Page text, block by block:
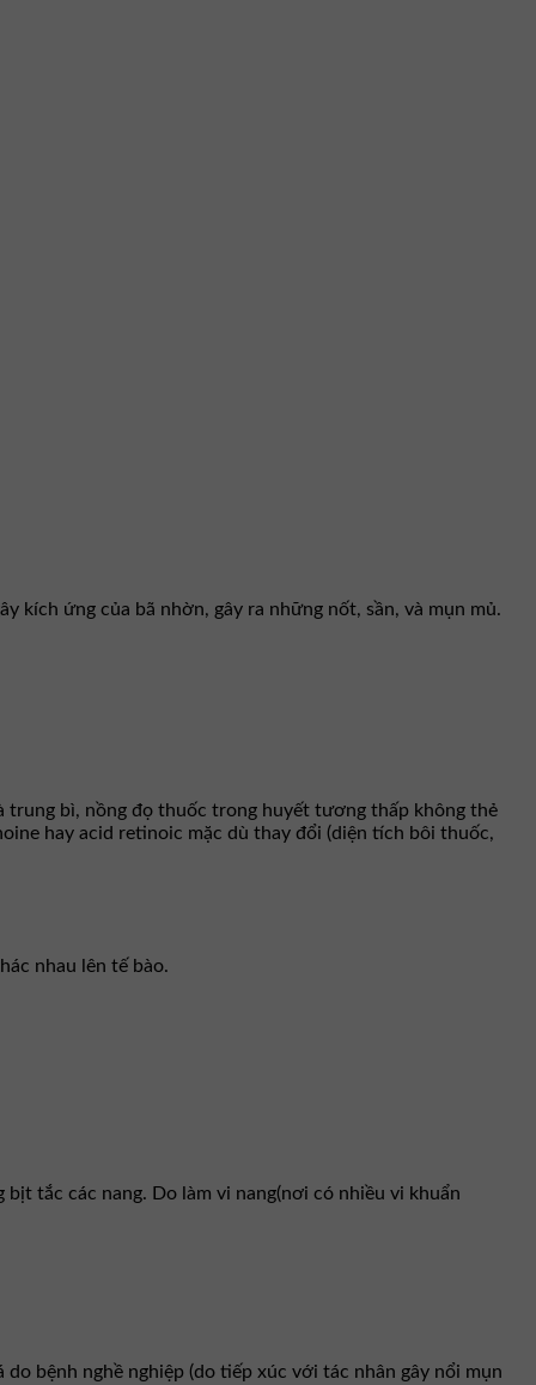
kích ứng của bã nhờn, gây ra những nốt, sần, và mụn mủ.
bì, nồng đọ thuốc trong huyết tương thấp không thẻ
hay acid retinoic mặc dù thay đổi (diện tích bôi thuốc,
nhau lên tế bào.
tắc các nang. Do làm vi nang(nơi có nhiều vi khuẩn
bệnh nghề nghiệp (do tiếp xúc với tác nhân gây nổi mụn